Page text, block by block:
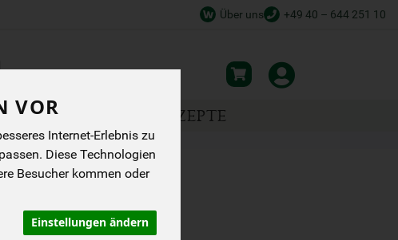
VOR
Internet-Erlebnis zu
Diese Technologien
Besucher kommen oder
Einstellungen ändern
+49 40 – 644 251 10
Über uns
INSPIRATION REZEPTE